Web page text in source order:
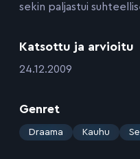
sekin paljastui
Katsottu ja arvioitu
:24.12.2009
Genret
: Draama Kauhu